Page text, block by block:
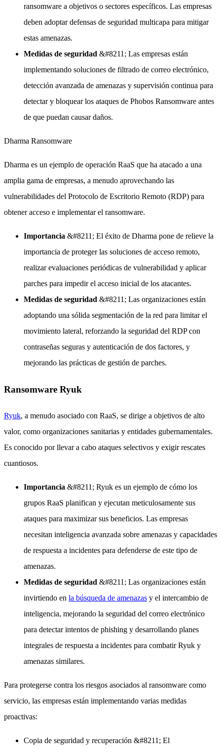
ransomware a objetivos o sectores específicos. Las empresas
deben adoptar defensas de seguridad multicapa para mitigar
estas amenazas.
Medidas de seguridad &#8211; Las empresas están
implementando soluciones de filtrado de correo electrónico,
detección avanzada de amenazas y supervisión continua para
detectar y bloquear los ataques de Phobos Ransomware antes
de que puedan causar daños.
Dharma Ransomware
Dharma es un ejemplo de operación RaaS que ha atacado a una
amplia gama de empresas, a menudo aprovechando las
vulnerabilidades del Protocolo de Escritorio Remoto (RDP) para
obtener acceso e implementar el ransomware.
Importancia &#8211; El éxito de Dharma pone de relieve la
importancia de proteger las soluciones de acceso remoto,
realizar evaluaciones periódicas de vulnerabilidad y aplicar
parches para impedir el acceso inicial de los atacantes.
Medidas de seguridad &#8211; Las organizaciones están
adoptando una sólida segmentación de la red para limitar el
movimiento lateral, reforzando la seguridad del RDP con
contraseñas seguras y autenticación de dos factores, y
mejorando las prácticas de gestión de parches.
Ransomware Ryuk
Ryuk, a menudo asociado con RaaS, se dirige a objetivos de alto
valor, como organizaciones sanitarias y entidades gubernamentales.
Es conocido por llevar a cabo ataques selectivos y exigir rescates
cuantiosos.
Importancia &#8211; Ryuk es un ejemplo de cómo los
grupos RaaS planifican y ejecutan meticulosamente sus
ataques para maximizar sus beneficios. Las empresas
necesitan inteligencia avanzada sobre amenazas y capacidades
de respuesta a incidentes para defenderse de este tipo de
amenazas.
Medidas de seguridad &#8211; Las organizaciones están
invirtiendo en la búsqueda de amenazas y el intercambio de
inteligencia, mejorando la seguridad del correo electrónico
para detectar intentos de phishing y desarrollando planes
integrales de respuesta a incidentes para combatir Ryuk y
amenazas similares.
Para protegerse contra los riesgos asociados al ransomware como
servicio, las empresas están implementando varias medidas
proactivas:
Copia de seguridad y recuperación &#8211; El